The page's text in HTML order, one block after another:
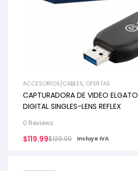
ACCESORIOS/CABLES, OFERTAS
CAPTURADORA DE VIDEO
DIGITAL SINGLES-LENS REFLEX
0 Reviews
$129.99
$119.99 Incluye IVA